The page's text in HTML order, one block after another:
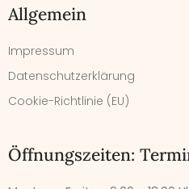
Allgemein
Impressum
Datenschutzerklärung
Cookie-Richtlinie (EU)
Öffnungszeiten: